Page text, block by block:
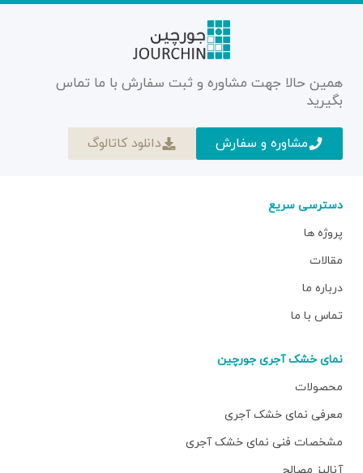
همین حالا جهت مشاوره و ثبت سفارش با ما تماس
بگیرید
مشاوره و سفارش دانلود کاتالوگ
دسترسی سریع
پروژه ها
مقالات
درباره ما
تماس با ما
نمای خشک آجری جورچین
محصولات
معرفی نمای خشک آجری
مشخصات فنی نمای خشک آجری